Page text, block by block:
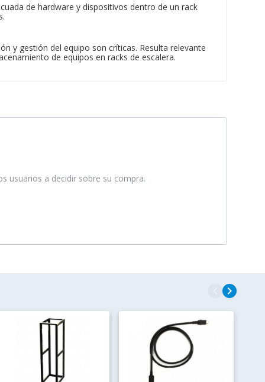
de hardware y dispositivos dentro de un rack
y gestión del equipo son críticas. Resulta relevante
de equipos en racks de escalera.
usuarios a decidir sobre su compra.
navigate_beforenavigate_next